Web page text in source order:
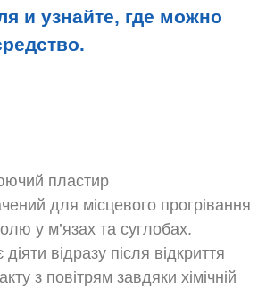
и узнайте, где можно
пластир
для місцевого прогрівання
у м’язах та суглобах.
відразу після відкриття
з повітрям завдяки хімічній